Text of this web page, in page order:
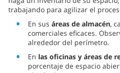
trabajando para agilizar el
En sus áreas de almacén,
comerciales eficaces.
alrededor del perímetro.
En las oficinas y áreas de
porcentaje de espacio